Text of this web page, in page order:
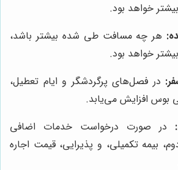
خواهد بود.
هر چه مسافت طی شده بیشتر باشد،
خواهد بود.
در فصل‌های پرگردشگر و ایام تعطیل،
بوس افزایش می‌یابد.
در صورت درخواست خدمات اضافی
بیمه تکمیلی، و پذیرایی، قیمت اجاره